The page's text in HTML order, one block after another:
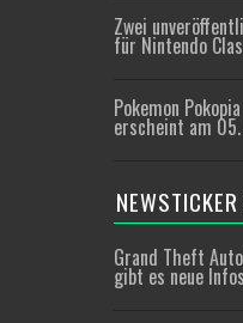
Zwei
für Nintendo
Pokemon
erscheint am
Grand Theft
gibt es neue